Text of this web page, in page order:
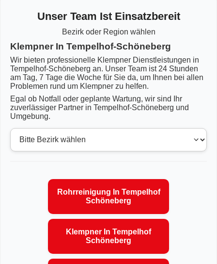
Unser Team Ist Einsatzbereit
Bezirk oder Region wählen
Klempner In Tempelhof-Schöneberg
Wir bieten professionelle Klempner Dienstleistungen in
Tempelhof-Schöneberg an. Unser Team ist 24 Stunden
am Tag, 7 Tage die Woche für Sie da, um Ihnen bei allen
Problemen rund um Klempner zu helfen.
Egal ob Notfall oder geplante Wartung, wir sind Ihr
zuverlässiger Partner in Tempelhof-Schöneberg und
Umgebung.
Rohrreinigung In Tempelhof
Schöneberg
Klempner In Tempelhof
Schöneberg